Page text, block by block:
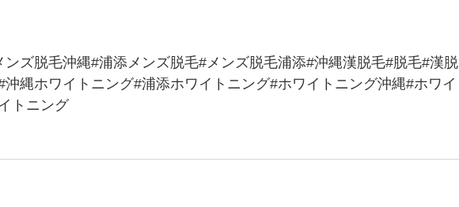
ンズ脱毛沖縄#浦添メンズ脱毛#メンズ脱毛浦添#沖縄漢脱毛#脱毛#漢脱
縄ホワイトニング#浦添ホワイトニング#ホワイトニング沖縄#ホワイ
トニング